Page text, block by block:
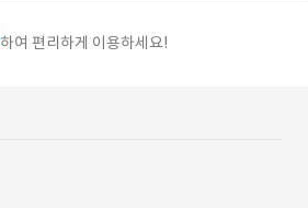
하여 편리하게 이용하세요!